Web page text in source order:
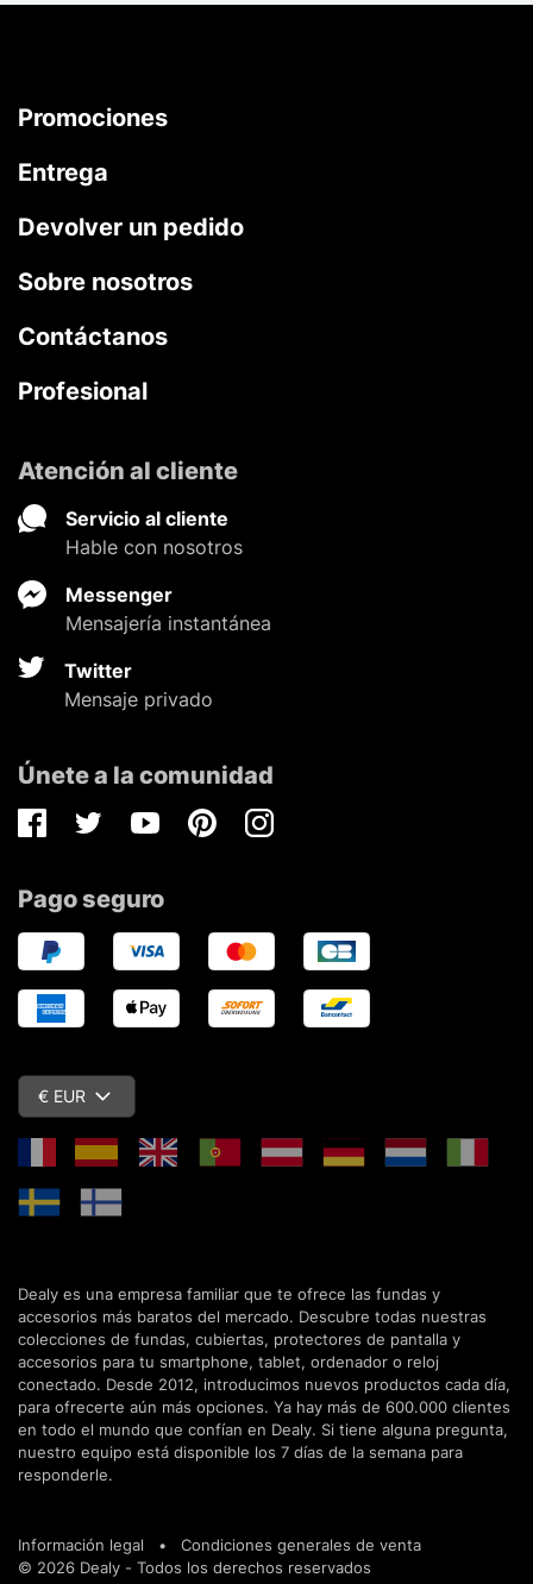
Promociones
Entrega
Devolver un pedido
Sobre nosotros
Contáctanos
Profesional
Atención al cliente
Servicio al cliente
Hable con nosotros
Messenger
Mensajería instantánea
Twitter
Mensaje privado
Únete a la comunidad
FacebookTwitterYoutubePinterestInstagram
Pago seguro
€ EUR
Dealy es una empresa familiar que te ofrece las fundas y
accesorios más baratos del mercado. Descubre todas nuestras
colecciones de fundas, cubiertas, protectores de pantalla y
accesorios para tu smartphone, tablet, ordenador o reloj
conectado. Desde 2012, introducimos nuevos productos cada día,
para ofrecerte aún más opciones. Ya hay más de 600.000 clientes
en todo el mundo que confían en Dealy. Si tiene alguna pregunta,
nuestro equipo está disponible los 7 días de la semana para
responderle.
© 2026 Dealy - Todos los derechos reservados
Información legal • Condiciones generales de venta